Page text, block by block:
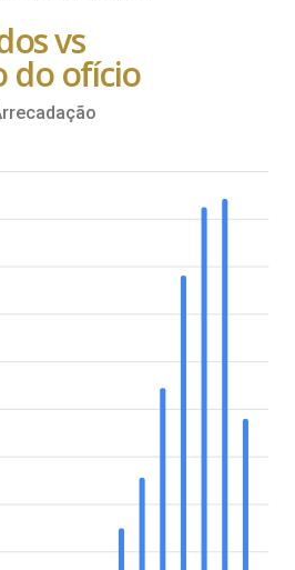
vs
do ofício